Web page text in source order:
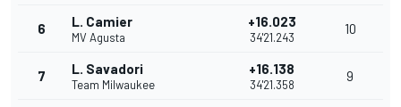
6 L. Camier
MV Agusta
+16.023
34'21.243
10
7 L. Savadori
Team Milwaukee
+16.138
34'21.358
9